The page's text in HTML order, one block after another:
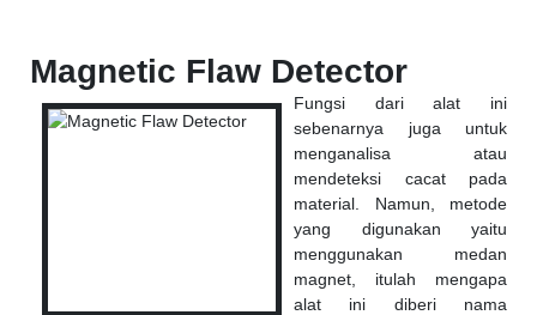
Magnetic Flaw Detector
Fungsi dari alat ini
sebenarnya juga untuk
menganalisa atau
mendeteksi cacat pada
material. Namun, metode
yang digunakan yaitu
menggunakan medan
magnet, itulah mengapa
alat ini diberi nama